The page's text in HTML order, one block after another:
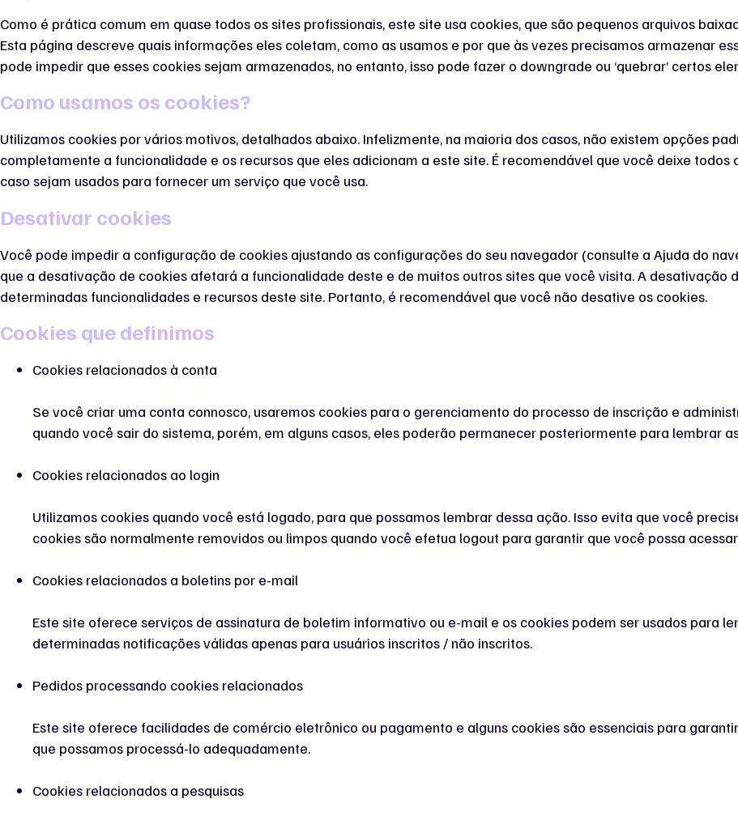
Como é prática comum em quase todos os sites profissionais, este site usa cookies, que são pequenos arquivos
Esta página descreve quais informações eles coletam, como as usamos e por que às vezes precisamos armazenar
pode impedir que esses cookies sejam armazenados, no entanto, isso pode fazer o downgrade ou ‘quebrar’ certos
Como usamos os cookies?
Utilizamos cookies por vários motivos, detalhados abaixo. Infelizmente, na maioria dos casos, não existem opções
completamente a funcionalidade e os recursos que eles adicionam a este site. É recomendável que você deixe
caso sejam usados ​​para fornecer um serviço que você usa.
Desativar cookies
Você pode impedir a configuração de cookies ajustando as configurações do seu navegador (consulte a Ajuda do
que a desativação de cookies afetará a funcionalidade deste e de muitos outros sites que você visita. A
determinadas funcionalidades e recursos deste site. Portanto, é recomendável que você não desative os cookies.
Cookies que definimos
Cookies relacionados à conta
Se você criar uma conta connosco, usaremos cookies para o gerenciamento do processo de inscrição e
quando você sair do sistema, porém, em alguns casos, eles poderão permanecer posteriormente para lembrar
Cookies relacionados ao login
Utilizamos cookies quando você está logado, para que possamos lembrar dessa ação. Isso evita que você
cookies são normalmente removidos ou limpos quando você efetua logout para garantir que você possa
Cookies relacionados a boletins por e-mail
Este site oferece serviços de assinatura de boletim informativo ou e-mail e os cookies podem ser usados ​​para
determinadas notificações válidas apenas para usuários inscritos / não inscritos.
Pedidos processando cookies relacionados
Este site oferece facilidades de comércio eletrônico ou pagamento e alguns cookies são essenciais para
que possamos processá-lo adequadamente.
Cookies relacionados a pesquisas